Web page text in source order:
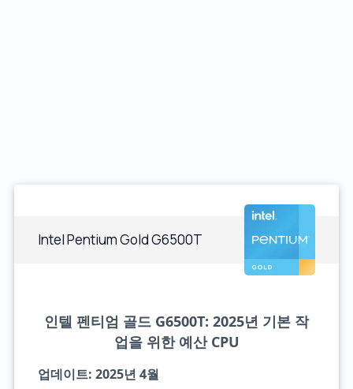
Intel Pentium Gold G6500T
인텔 펜티엄 골드 G6500T: 2025년 기본 작
업을 위한 예산 CPU
업데이트: 2025년 4월